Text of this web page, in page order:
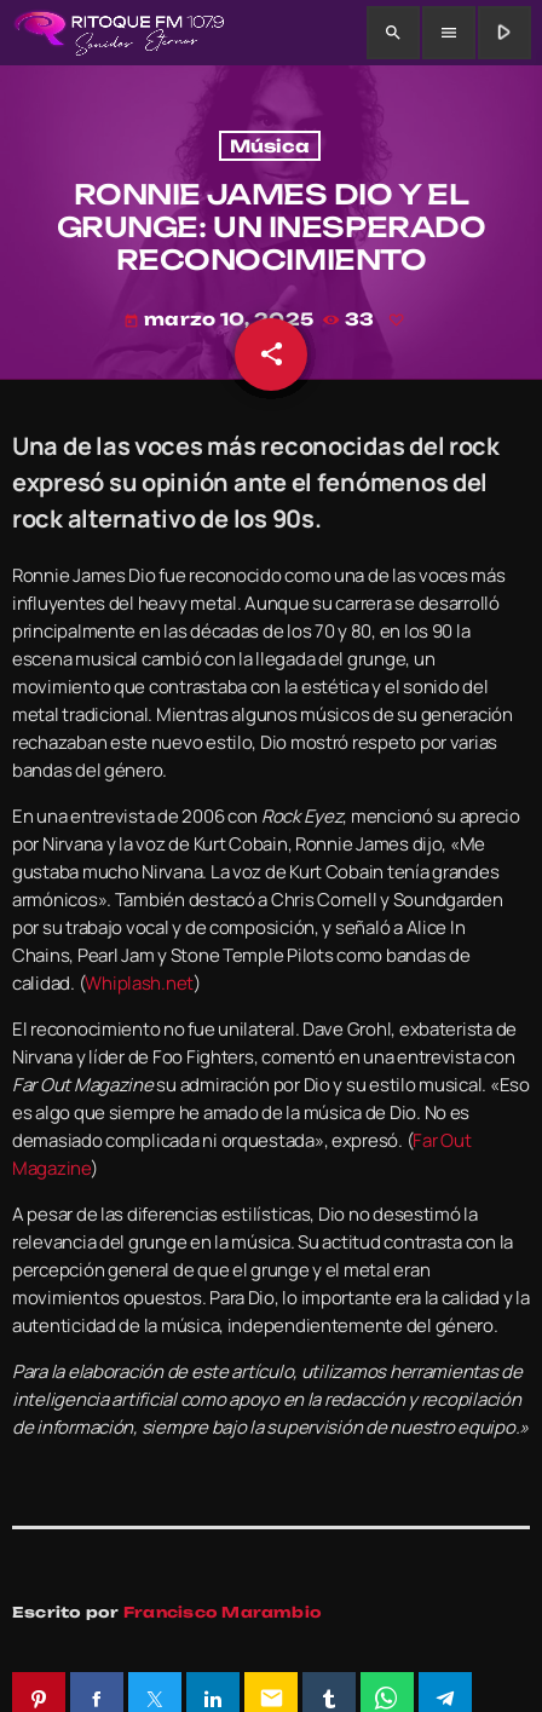
search menu play_arrow
Música
RONNIE JAMES DIO Y EL
GRUNGE: UN INESPERADO
RECONOCIMIENTO
today marzo 10, 2025 33
share
email
Una de las voces más reconocidas del rock
expresó su opinión ante el fenómenos del
rock alternativo de los 90s.
Ronnie James Dio fue reconocido como una de las voces más
influyentes del heavy metal. Aunque su carrera se desarrolló
principalmente en las décadas de los 70 y 80, en los 90 la
escena musical cambió con la llegada del grunge, un
movimiento que contrastaba con la estética y el sonido del
metal tradicional. Mientras algunos músicos de su generación
rechazaban este nuevo estilo, Dio mostró respeto por varias
bandas del género.
En una entrevista de 2006 con Rock Eyez, mencionó su aprecio
por Nirvana y la voz de Kurt Cobain, Ronnie James dijo, «Me
gustaba mucho Nirvana. La voz de Kurt Cobain tenía grandes
armónicos». También destacó a Chris Cornell y Soundgarden
por su trabajo vocal y de composición, y señaló a Alice In
Chains, Pearl Jam y Stone Temple Pilots como bandas de
calidad. (Whiplash.net)
El reconocimiento no fue unilateral. Dave Grohl, exbaterista de
Nirvana y líder de Foo Fighters, comentó en una entrevista con
Far Out Magazinesu admiración por Dio y su estilo musical. «Eso
es algo que siempre he amado de la música de Dio. No es
demasiado complicada ni orquestada», expresó. (Far Out
Magazine)
A pesar de las diferencias estilísticas, Dio no desestimó la
relevancia del grunge en la música. Su actitud contrasta con la
percepción general de que el grunge y el metal eran
movimientos opuestos. Para Dio, lo importante era la calidad y la
autenticidad de la música, independientemente del género.
Para la elaboración de este artículo, utilizamos herramientas de
inteligencia artificial como apoyo en la redacción y recopilación
de información, siempre bajo la supervisión de nuestro equipo.»
Escrito por Francisco Marambio
email